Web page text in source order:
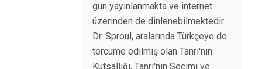
gün yayınlanmakta ve internet
üzerinden de dinlenebilmektedir.
Dr. Sproul, aralarında Türkçeye de
tercüme edilmiş olan Tanrı'nın
Kutsallığı, Tanrı'nın Seçimi ve